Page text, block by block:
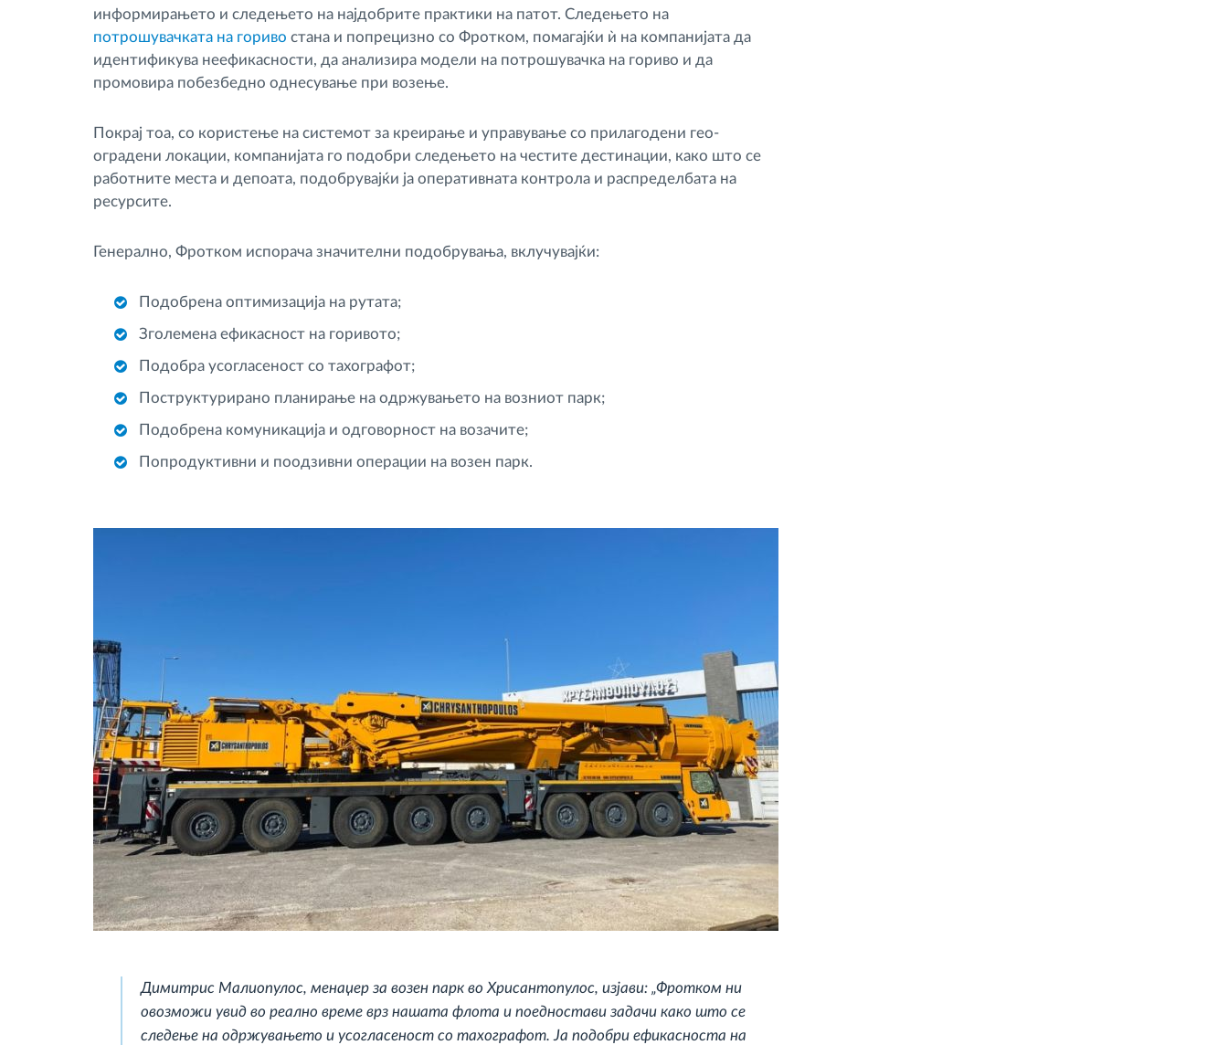
информирањето и следењето на најдобрите практики на патот. Следењето на
потрошувачката на гориво стана и попрецизно со Фротком, помагајќи ѝ на компанијата да
идентификува неефикасности, да анализира модели на потрошувачка на гориво и да
промовира побезбедно однесување при возење.
Покрај тоа, со користење на системот за креирање и управување со прилагодени гео-
оградени локации, компанијата го подобри следењето на честите дестинации, како што се
работните места и депоата, подобрувајќи ја оперативната контрола и распределбата на
ресурсите.
Генерално, Фротком испорача значителни подобрувања, вклучувајќи:
Подобрена оптимизација на рутата;
Зголемена ефикасност на горивото;
Подобра усогласеност со тахографот;
Поструктурирано планирање на одржувањето на возниот парк;
Подобрена комуникација и одговорност на возачите;
Попродуктивни и поодзивни операции на возен парк.
Димитрис Малиопулос, менаџер за возен парк во Хрисантопулос, изјави: „Фротком ни
овозможи увид во реално време врз нашата флота и поедностави задачи како што се
следење на одржувањето и усогласеност со тахографот. Ја подобри ефикасноста на